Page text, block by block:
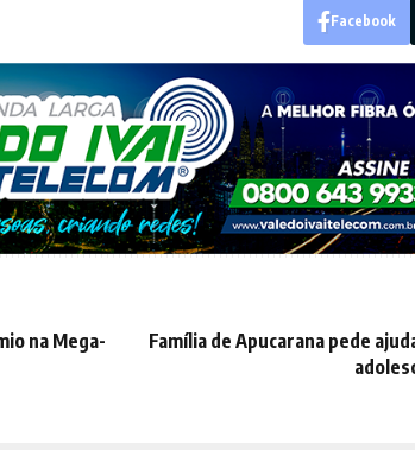
Facebook
na Mega-
Família de Apucarana pede